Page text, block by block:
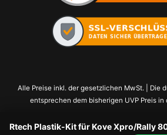
Alle Preise inkl. der gesetzlichen MwSt. | Die
entsprechen dem bisherigen UVP Preis in
Rtech Plastik-Kit für Kove Xpro/Rally